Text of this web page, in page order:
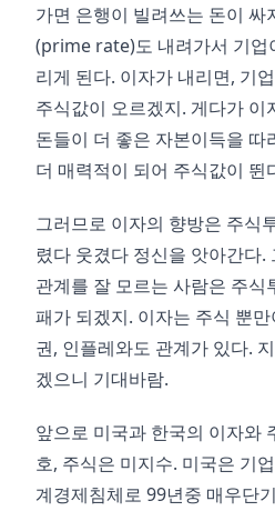
가면 은행이 빌려쓰는 돈이 싸
(prime rate)도 내려가서 기업
리게 된다. 이자가 내리면, 기
주식값이 오르겠지. 게다가
돈들이 더 좋은 자본이득을 따
더 매력적이 되어 주식값이 뛴
그러므로 이자의 향방은 주식
렸다 웃겼다 정신을 앗아간다.
관계를 잘 모르는 사람은 주식
패가 되겠지. 이자는 주식 뿐
권, 인플레와도 관계가 있다.
겠으니 기대바람.
앞으로 미국과 한국의 이자와
호, 주식은 미지수. 미국은 기
계경제침체로 99년중 매우단